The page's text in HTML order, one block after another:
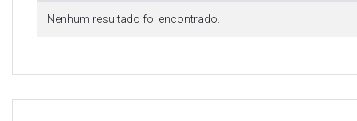
Nenhum resultado foi encontrado.